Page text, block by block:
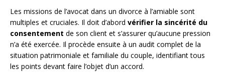
Les missions de l’avocat dans un divorce à l’amiable sont
multiples et cruciales. Il doit d’abord vérifier la sincérité du
consentement de son client et s’assurer qu’aucune pression
n’a été exercée. Il procède ensuite à un audit complet de la
situation patrimoniale et familiale du couple, identifiant tous
les points devant faire l’objet d’un accord.